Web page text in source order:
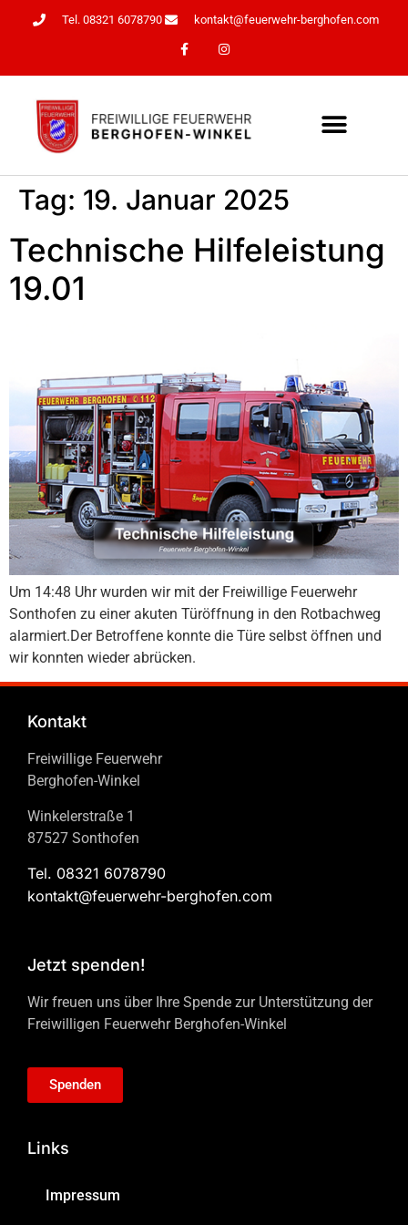
Tel. 08321 6078790 kontakt@feuerwehr-berghofen.com
Tag: 19. Januar 2025
Technische Hilfeleistung
19.01
Um 14:48 Uhr wurden wir mit der Freiwillige Feuerwehr
Sonthofen zu einer akuten Türöffnung in den Rotbachweg
alarmiert.Der Betroffene konnte die Türe selbst öffnen und
wir konnten wieder abrücken.
Kontakt
Freiwillige Feuerwehr
Berghofen-Winkel
Winkelerstraße 1
87527 Sonthofen
Tel. 08321 6078790
kontakt@feuerwehr-berghofen.com
Jetzt spenden!
Wir freuen uns über Ihre Spende zur Unterstützung der
Freiwilligen Feuerwehr Berghofen-Winkel
Spenden
Links
Impressum